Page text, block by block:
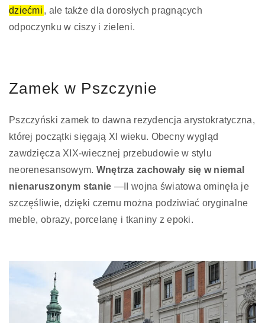
dziećmi , ale także dla dorosłych pragnących
odpoczynku w ciszy i zieleni.
Zamek w Pszczynie
Pszczyński zamek to dawna rezydencja arystokratyczna,
której początki sięgają XI wieku. Obecny wygląd
zawdzięcza XIX-wiecznej przebudowie w stylu
neorenesansowym. Wnętrza zachowały się w niemal
nienaruszonym stanie —II wojna światowa ominęła je
szczęśliwie, dzięki czemu można podziwiać oryginalne
meble, obrazy, porcelanę i tkaniny z epoki.